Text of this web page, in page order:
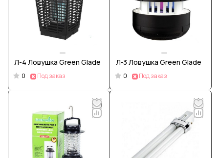
Л-4 Ловушка Green Glade
0 Под заказ
Л-3 Ловушка Green Glade
0 Под заказ